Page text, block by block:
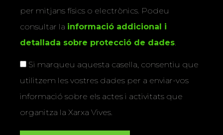
per mitjans físics o electrònics. Podeu
consultar la informació addicional i
detallada sobre protecció de dades
Si marqueu aquesta casella, consentiu que
utilitzem les vostres dades per a enviar-vos
informació sobre els actes i activitats que
organitza la Xarxa Vives.